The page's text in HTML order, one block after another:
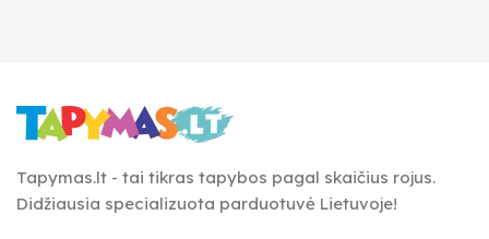
Tapymas.lt - tai tikras tapybos pagal skaičius rojus.
Didžiausia specializuota parduotuvė Lietuvoje!